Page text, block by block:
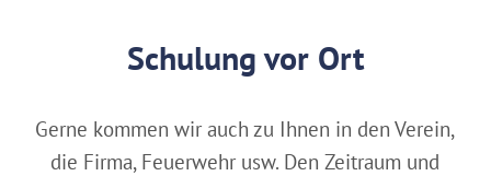
Schulung vor Ort
Gerne kommen wir auch zu Ihnen in den Verein,
die Firma, Feuerwehr usw. Den Zeitraum und